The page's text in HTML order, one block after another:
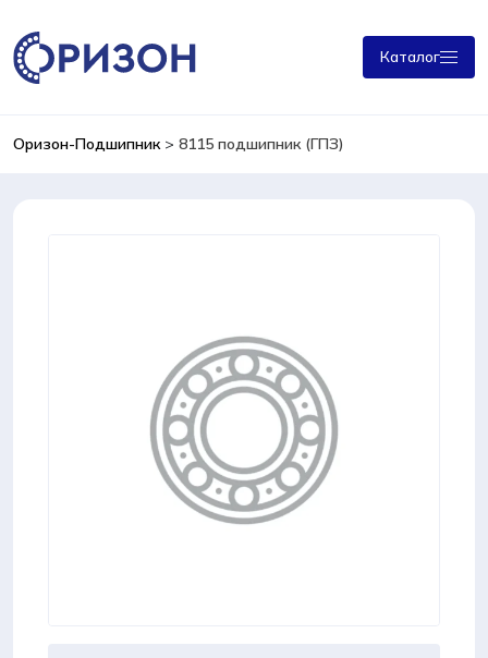
Каталог
Оризон-Подшипник> 8115 подшипник (ГПЗ)